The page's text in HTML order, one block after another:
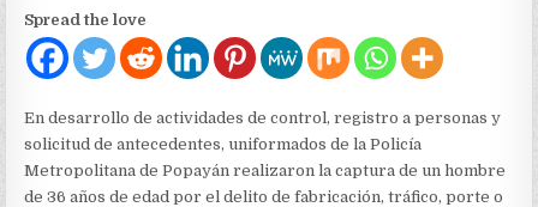
ARMA
DE
FUEGO
BARRIO
EL
LIMONAR
DE
POPAYÁN
Spread the love
En desarrollo de actividades de control, registro a personas y
solicitud de antecedentes, uniformados de la Policía
Metropolitana de Popayán realizaron la captura de un hombre
de 36 años de edad por el delito de fabricación, tráfico, porte o